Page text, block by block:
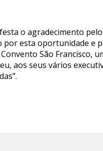
o agradecimento
esta oportunidade e
São Francisco,
aos seus vários